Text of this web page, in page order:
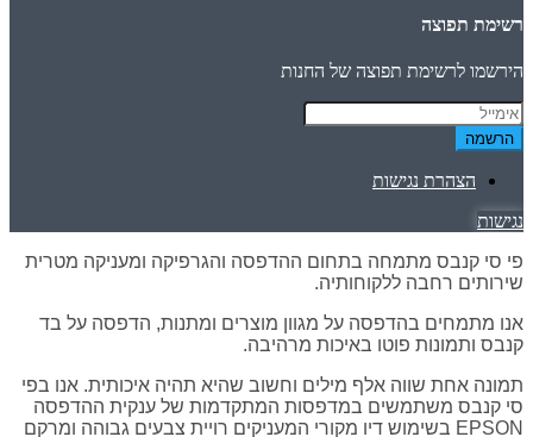
רשימת תפוצה
הירשמו לרשימת תפוצה של החנות
הרשמה
הצהרת נגישות
נגישות
פי סי קנבס מתמחה בתחום ההדפסה והגרפיקה ומעניקה מטרית
שירותים רחבה ללקוחותיה.
אנו מתמחים בהדפסה על מגוון מוצרים ומתנות, הדפסה על בד
קנבס ותמונות פוטו באיכות מרהיבה.
תמונה אחת שווה אלף מילים וחשוב שהיא תהיה איכותית. אנו בפי
סי קנבס משתמשים במדפסות המתקדמות של ענקית ההדפסה
EPSON בשימוש דיו מקורי המעניקים רויית צבעים גבוהה ומרקם